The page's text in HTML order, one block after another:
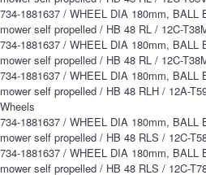
734-1881637 / WHEEL DIA 180mm, BALL
mower self propelled / HB 48 RL / 12C-
734-1881637 / WHEEL DIA 180mm, BALL
mower self propelled / HB 48 RL / 12C-
734-1881637 / WHEEL DIA 180mm, BALL
mower self propelled / HB 48 RLH / 12A-
Wheels
734-1881637 / WHEEL DIA 180mm, BALL
mower self propelled / HB 48 RLS / 12C-
734-1881637 / WHEEL DIA 180mm, BALL
mower self propelled / HB 48 RLS / 12C-